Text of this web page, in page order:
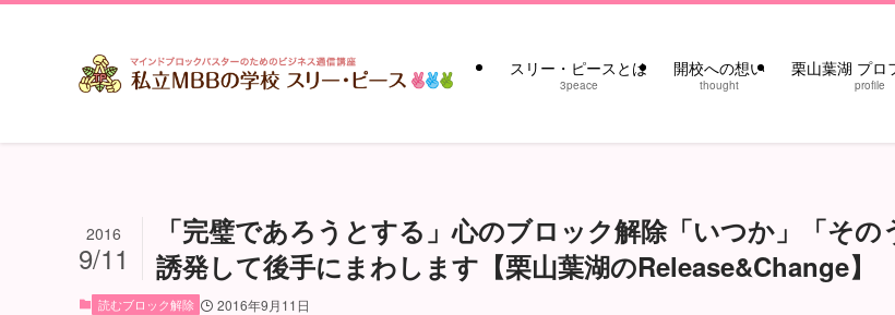
スリー・ピースとは
3peace
開校への想い
thought
栗山葉湖 プロ
profile
「完璧であろうとする」心のブロック解除「いつか」「その
誘発して後手にまわします【栗山葉湖のRelease&Change】
2016
9/11
読むブロック解除 2016年9月11日